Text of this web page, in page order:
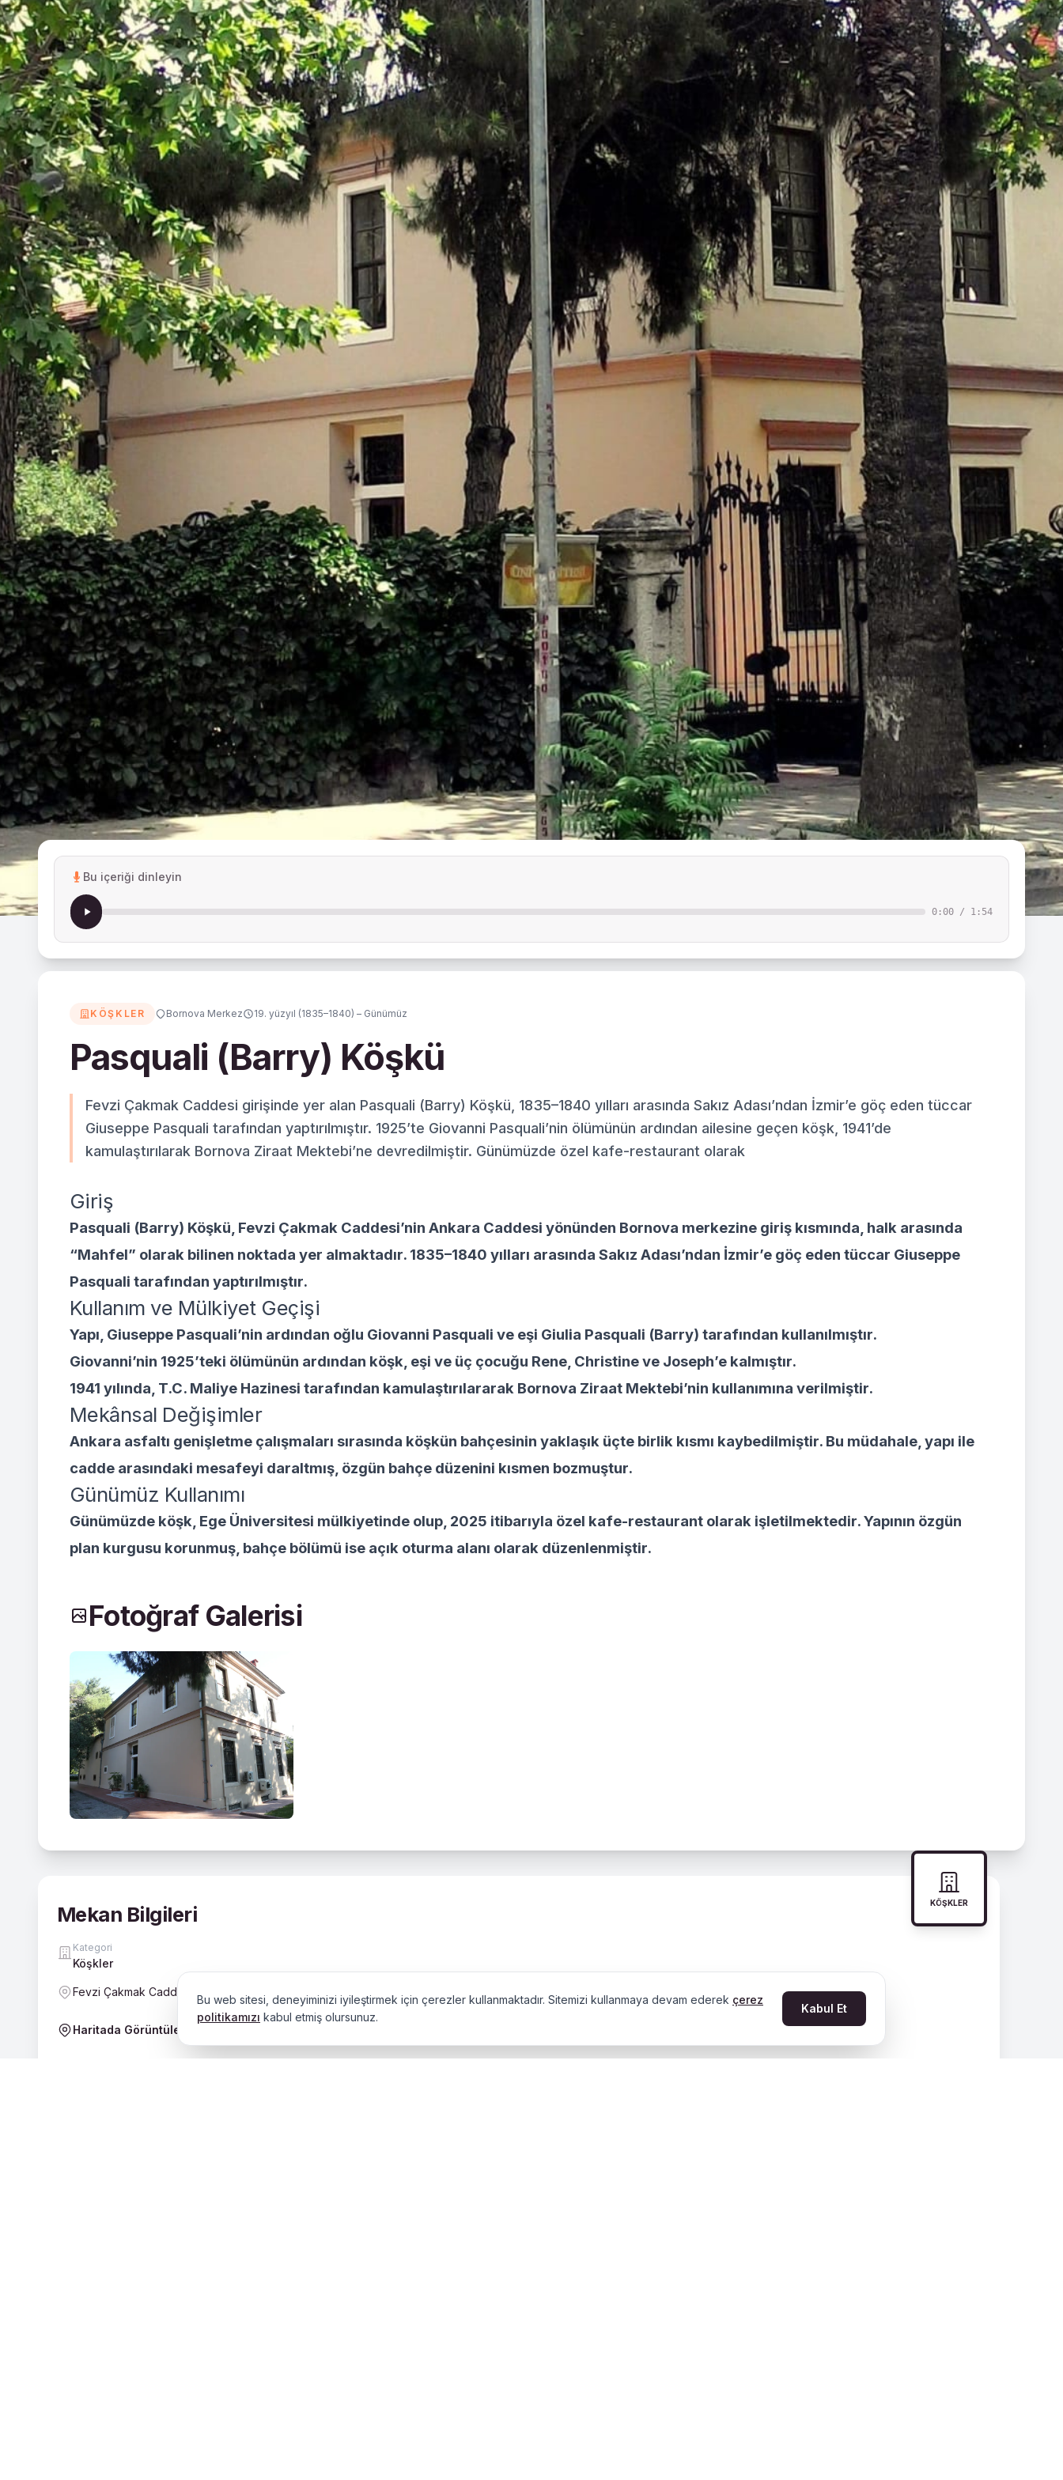
Bu içeriği dinleyin
0:00 / 1:54
KÖŞKLER Bornova Merkez 19. yüzyıl (1835–1840) – Günümüz
Pasquali (Barry) Köşkü
Fevzi Çakmak Caddesi girişinde yer alan Pasquali (Barry) Köşkü, 1835–1840 yılları arasında Sakız Adası’ndan İzmir’e göç eden tüccar
Giuseppe Pasquali tarafından yaptırılmıştır. 1925’te Giovanni Pasquali’nin ölümünün ardından ailesine geçen köşk, 1941’de
kamulaştırılarak Bornova Ziraat Mektebi’ne devredilmiştir. Günümüzde özel kafe-restaurant olarak
Giriş
Pasquali (Barry) Köşkü, Fevzi Çakmak Caddesi’nin Ankara Caddesi yönünden Bornova merkezine giriş kısmında, halk arasında
“Mahfel” olarak bilinen noktada yer almaktadır. 1835–1840 yılları arasında Sakız Adası’ndan İzmir’e göç eden tüccar Giuseppe
Pasquali tarafından yaptırılmıştır.
Kullanım ve Mülkiyet Geçişi
Yapı, Giuseppe Pasquali’nin ardından oğlu Giovanni Pasquali ve eşi Giulia Pasquali (Barry) tarafından kullanılmıştır.
Giovanni’nin 1925’teki ölümünün ardından köşk, eşi ve üç çocuğu Rene, Christine ve Joseph’e kalmıştır.
1941 yılında, T.C. Maliye Hazinesi tarafından kamulaştırılararak Bornova Ziraat Mektebi’nin kullanımına verilmiştir.
Mekânsal Değişimler
Ankara asfaltı genişletme çalışmaları sırasında köşkün bahçesinin yaklaşık üçte birlik kısmı kaybedilmiştir. Bu müdahale, yapı ile
cadde arasındaki mesafeyi daraltmış, özgün bahçe düzenini kısmen bozmuştur.
Günümüz Kullanımı
Günümüzde köşk, Ege Üniversitesi mülkiyetinde olup, 2025 itibarıyla özel kafe-restaurant olarak işletilmektedir. Yapının özgün
plan kurgusu korunmuş, bahçe bölümü ise açık oturma alanı olarak düzenlenmiştir.
Fotoğraf Galerisi
KÖŞKLER
Mekan Bilgileri
Kategori
Köşkler
Fevzi Çakmak Caddesi, Mahfel girişi, Bornova
Haritada Görüntüle
Bu web sitesi, deneyiminizi iyileştirmek için çerezler kullanmaktadır. Sitemizi kullanmaya devam ederek çerez
politikamızı kabul etmiş olursunuz.
Kabul Et